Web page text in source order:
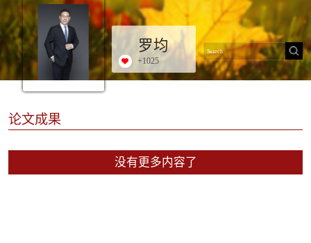
罗均
+1025
论文成果
没有更多内容了